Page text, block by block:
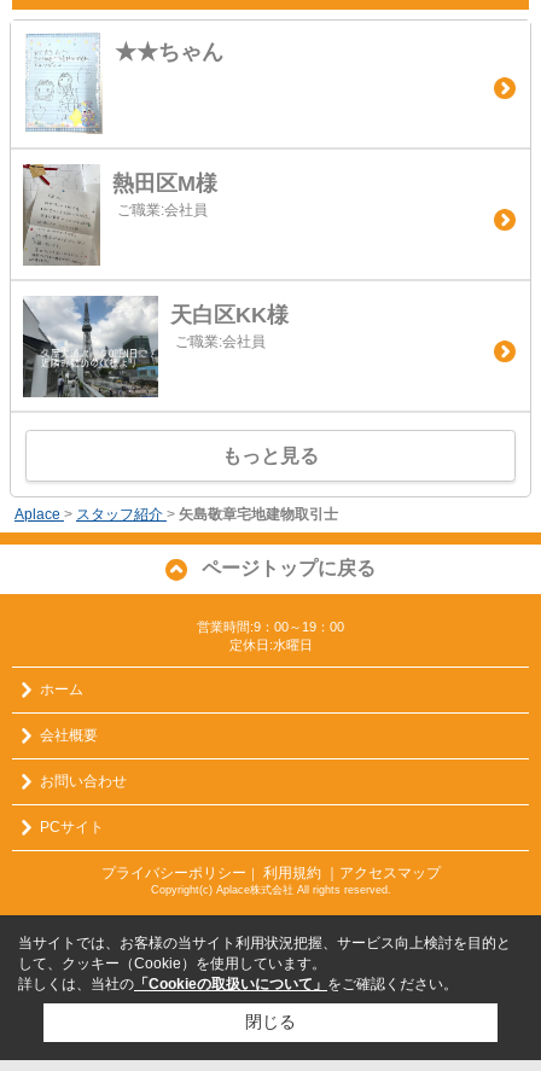
★★ちゃん
熱田区M様
ご職業:会社員
天白区KK様
ご職業:会社員
もっと見る
Aplace > スタッフ紹介 > 矢島敬章宅地建物取引士
ページトップに戻る
営業時間:9：00～19：00
定休日:水曜日
ホーム
会社概要
お問い合わせ
PCサイト
プライバシーポリシー ｜ 利用規約 ｜アクセスマップ
Copyright(c) Aplace株式会社 All rights reserved.
当サイトでは、お客様の当サイト利用状況把握、サービス向上検討を目的と
して、クッキー（Cookie）を使用しています。
詳しくは、当社の 「Cookieの取扱いについて」 をご確認ください。
閉じる